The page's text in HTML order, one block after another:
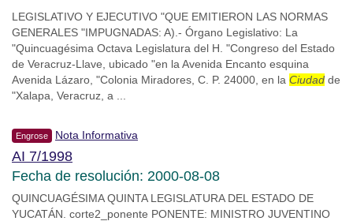
LEGISLATIVO Y EJECUTIVO "QUE EMITIERON LAS NORMAS
GENERALES "IMPUGNADAS: A).- Órgano Legislativo: La
"Quincuagésima Octava Legislatura del H. "Congreso del Estado
de Veracruz-Llave, ubicado "en la Avenida Encanto esquina
Avenida Lázaro, "Colonia Miradores, C. P. 24000, en la Ciudad de
"Xalapa, Veracruz, a ...
Engrose Nota Informativa
AI 7/1998
Fecha de resolución: 2000-08-08
QUINCUAGÉSIMA QUINTA LEGISLATURA DEL ESTADO DE
YUCATÁN. corte2_ponente PONENTE: MINISTRO JUVENTINO